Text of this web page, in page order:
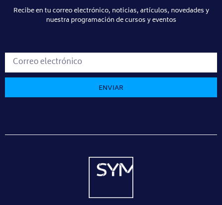
Recibe en tu correo electrónico, noticias, artículos, novedades y
nuestra programación de cursos y eventos
ENVIAR